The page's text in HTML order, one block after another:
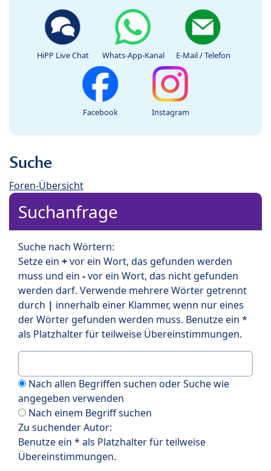
HiPP Live Chat Whats-App-Kanal E-Mail / Telefon
Facebook Instagram
Suche
Foren-Übersicht
Suchanfrage
Suche nach Wörtern:
Setze ein +vor ein Wort, das gefunden werden
muss und ein -vor ein Wort, das nicht gefunden
werden darf. Verwende mehrere Wörter getrennt
durch | innerhalb einer Klammer, wenn nur eines
der Wörter gefunden werden muss. Benutze ein *
als Platzhalter für teilweise Übereinstimmungen.
Nach allen Begriffen suchen oder Suche wie
angegeben verwenden
Nach einem Begriff suchen
Zu suchender Autor:
Benutze ein * als Platzhalter für teilweise
Übereinstimmungen.